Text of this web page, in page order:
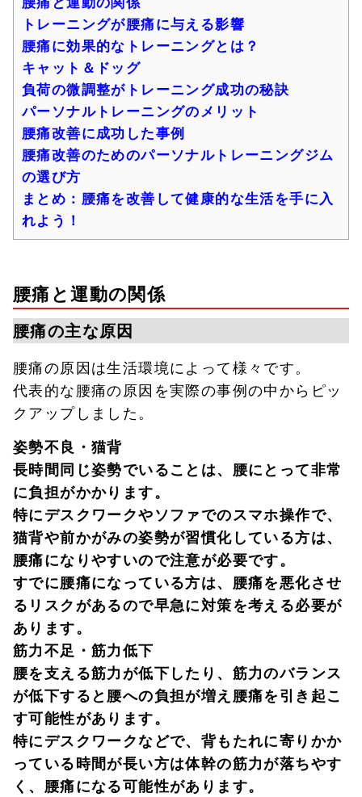
トレーニングが腰痛に与える影響
腰痛に効果的なトレーニングとは？
キャット＆ドッグ
負荷の微調整がトレーニング成功の秘訣
パーソナルトレーニングのメリット
腰痛改善に成功した事例
腰痛改善のためのパーソナルトレーニングジム
の選び方
まとめ：腰痛を改善して健康的な生活を手に入
れよう！
腰痛と運動の関係
腰痛の主な原因
腰痛の原因は生活環境によって様々です。
代表的な腰痛の原因を実際の事例の中からピッ
クアップしました。
姿勢不良・猫背
長時間同じ姿勢でいることは、腰にとって非常
に負担がかかります。
特にデスクワークやソファでのスマホ操作で、
猫背や前かがみの姿勢が習慣化している方は、
腰痛になりやすいので注意が必要です。
すでに腰痛になっている方は、腰痛を悪化させ
るリスクがあるので早急に対策を考える必要が
あります。
筋力不足・筋力低下
腰を支える筋力が低下したり、筋力のバランス
が低下すると腰への負担が増え腰痛を引き起こ
す可能性があります。
特にデスクワークなどで、背もたれに寄りかか
っている時間が長い方は体幹の筋力が落ちやす
く、腰痛になる可能性があります。